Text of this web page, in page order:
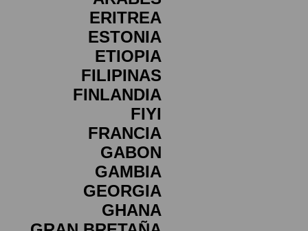
ERITREA
ESTONIA
ETIOPIA
FILIPINAS
FINLANDIA
FIYI
FRANCIA
GABON
GAMBIA
GEORGIA
GHANA